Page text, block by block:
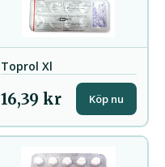
Toprol Xl
16,39 kr Köp nu